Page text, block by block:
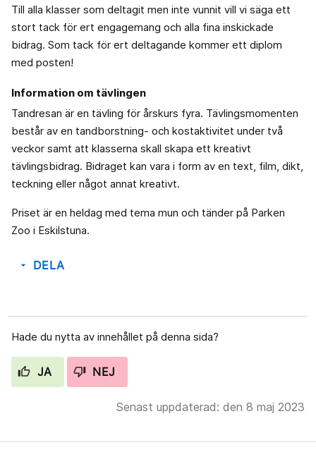
Till alla klasser som deltagit men inte vunnit vill vi säga ett
stort tack för ert engagemang och alla fina inskickade
bidrag. Som tack för ert deltagande kommer ett diplom
med posten!
Information om tävlingen
Tandresan är en tävling för årskurs fyra. Tävlingsmomenten
består av en tandborstning- och kostaktivitet under två
veckor samt att klasserna skall skapa ett kreativt
tävlingsbidrag. Bidraget kan vara i form av en text, film, dikt,
teckning eller något annat kreativt.
Priset är en heldag med tema mun och tänder på Parken
Zoo i Eskilstuna.
arrow_drop_down DELA
Hade du nytta av innehållet på denna sida?
JA NEJ
Senast uppdaterad: den 8 maj 2023